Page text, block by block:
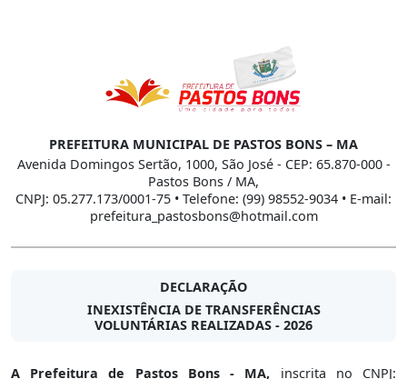
PREFEITURA MUNICIPAL DE PASTOS BONS – MA
Avenida Domingos Sertão, 1000, São José - CEP: 65.870-000 -
Pastos Bons / MA,
CNPJ: 05.277.173/0001-75 • Telefone: (99) 98552-9034 • E-mail:
prefeitura_pastosbons@hotmail.com
DECLARAÇÃO
INEXISTÊNCIA DE TRANSFERÊNCIAS
VOLUNTÁRIAS REALIZADAS - 2026
A Prefeitura de Pastos Bons - MA, inscrita no CNPJ: